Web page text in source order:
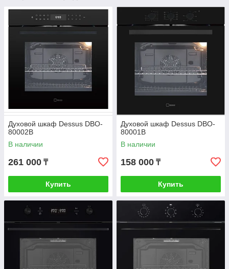
Духовой шкаф Dessus DBO-
80002B
В наличии
261 000 ₸
Купить
Духовой шкаф Dessus DBO-
80001B
В наличии
158 000 ₸
Купить